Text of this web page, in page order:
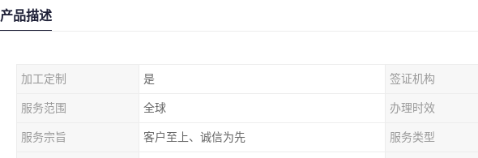
产品描述
加工定制 是 签证机构
服务范围 全球 办理时效
服务宗旨 客户至上、诚信为先 服务类型